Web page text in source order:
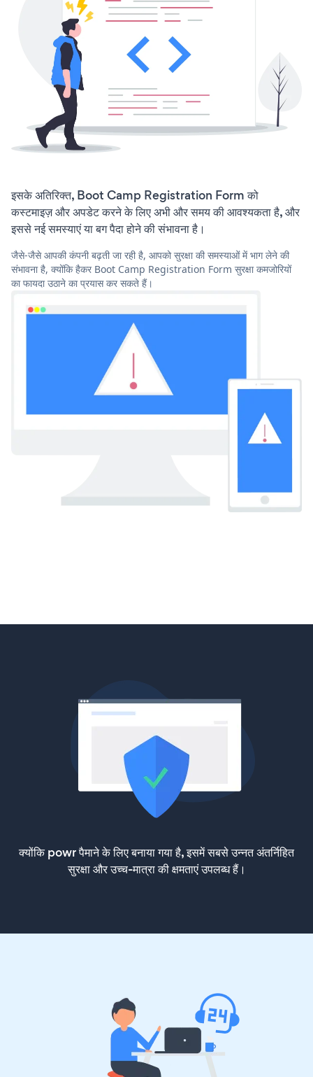
इसके अतिरिक्त, Boot Camp Registration Form को
कस्टमाइज़ और अपडेट करने के लिए अभी और समय की आवश्यकता है, और
इससे नई समस्याएं या बग पैदा होने की संभावना है।
जैसे-जैसे आपकी कंपनी बढ़ती जा रही है, आपको सुरक्षा की समस्याओं में भाग लेने की
संभावना है, क्योंकि हैकर Boot Camp Registration Form सुरक्षा कमजोरियों
का फायदा उठाने का प्रयास कर सकते हैं।
क्योंकि powr पैमाने के लिए बनाया गया है, इसमें सबसे उन्नत अंतर्निहित
सुरक्षा और उच्च-मात्रा की क्षमताएं उपलब्ध हैं।